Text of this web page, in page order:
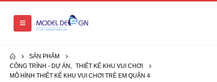
SẢN PHẨM
CÔNG TRÌNH - DỰ ÁN , THIẾT KẾ KHU VUI CHƠI
MÔ HÌNH THIẾT KẾ KHU VUI CHƠI TRẺ EM QUẬN 4